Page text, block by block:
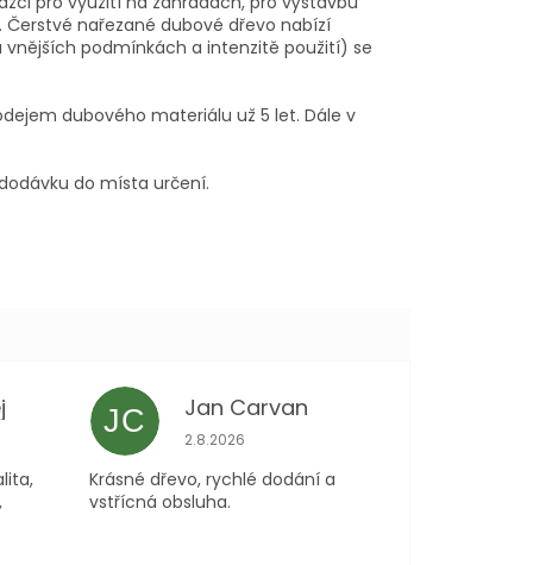
nařezané dubové dřevo nabízí
podmínkách a intenzitě použití) se
dubového materiálu už 5 let. Dále v
do místa určení.
je 5 z 5 hvězdiček.
JC Jan Carvan
Hodnocení obchodu je 5 z 5 hvězdiček.
2.8.2026
Krásné dřevo, rychlé dodání a
vstřícná obsluha.